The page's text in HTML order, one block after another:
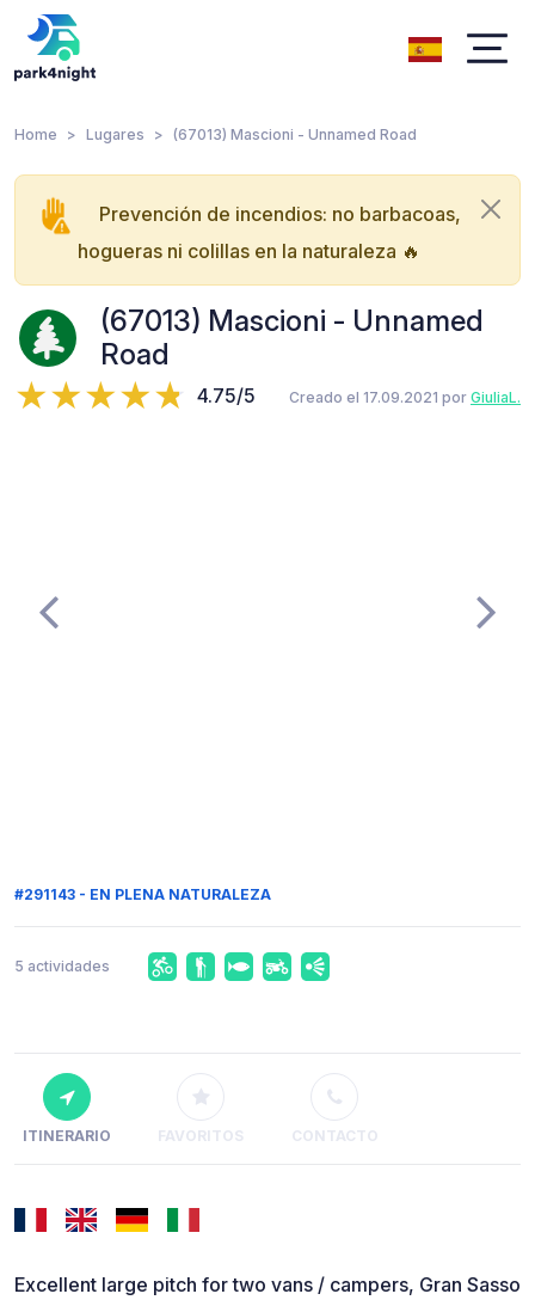
Home Lugares (67013) Mascioni - Unnamed Road
Prevención de incendios: no barbacoas,
hogueras ni colillas en la naturaleza 🔥
(67013) Mascioni - Unnamed
Road
4.75/5 Creado el 17.09.2021 por GiuliaL.
#291143 - EN PLENA NATURALEZA
5 actividades
ITINERARIO FAVORITOS CONTACTO
Excellent large pitch for two vans / campers, Gran Sasso